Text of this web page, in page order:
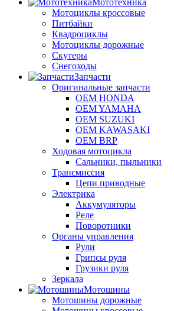
Мотоциклы кроссовые
Питбайки
Квадроциклы
Мотоциклы дорожные
Скутеры
Снегоходы
Запчасти
Оригинальные запчасти
OEM HONDA
OEM YAMAHA
OEM SUZUKI
OEM KAWASAKI
OEM BRP
Ходовая мотоцикла
Сальники, пыльники
Трансмиссия
Цепи приводные
Электрика
Аккумуляторы
Реле
Поворотники
Органы управления
Рули
Грипсы руля
Грузики руля
Зеркала
Мотошины
Мотошины дорожные